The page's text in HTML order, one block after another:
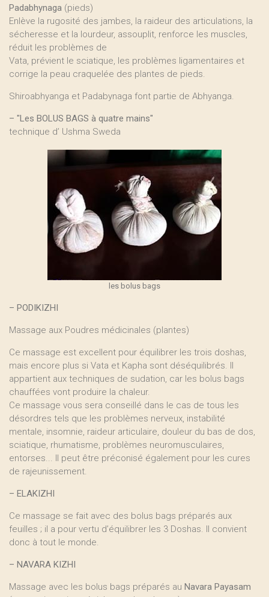
Padabhynaga (pieds)
Enlève la rugosité des jambes, la raideur des articulations, la
sécheresse et la lourdeur, assouplit, renforce les muscles,
réduit les problèmes de
Vata, prévient le sciatique, les problèmes ligamentaires et
corrige la peau craquelée des plantes de pieds.
Shiroabhyanga et Padabynaga font partie de Abhyanga.
– "Les BOLUS BAGS à quatre mains"
technique d’ Ushma Sweda
les bolus bags
– PODIKIZHI
Massage aux Poudres médicinales (plantes)
Ce massage est excellent pour équilibrer les trois doshas,
mais encore plus si Vata et Kapha sont déséquilibrés. Il
appartient aux techniques de sudation, car les bolus bags
chauffées vont produire la chaleur.
Ce massage vous sera conseillé dans le cas de tous les
désordres tels que les problèmes nerveux, instabilité
mentale, insomnie, raideur articulaire, douleur du bas de dos,
sciatique, rhumatisme, problèmes neuromusculaires,
entorses... Il peut être préconisé également pour les cures
de rajeunissement.
– ELAKIZHI
Ce massage se fait avec des bolus bags préparés aux
feuilles ; il a pour vertu d’équilibrer les 3 Doshas. Il convient
donc à tout le monde.
– NAVARA KIZHI
Massage avec les bolus bags préparés au Navara Payasam